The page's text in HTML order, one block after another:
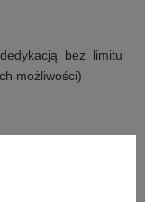
bez limitu
możliwości)
oraz oznaczenia